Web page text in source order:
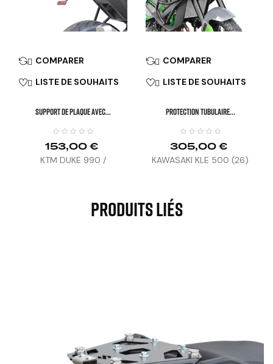
 COMPARER
 LISTE DE SOUHAITS
SUPPORT DE PLAQUE AVEC...
153,00 €
KTM DUKE 990 /
 COMPARER
 LISTE DE SOUHAITS
PROTECTION TUBULAIRE...
305,00 €
KAWASAKI KLE 500 (26)
Produits Liés